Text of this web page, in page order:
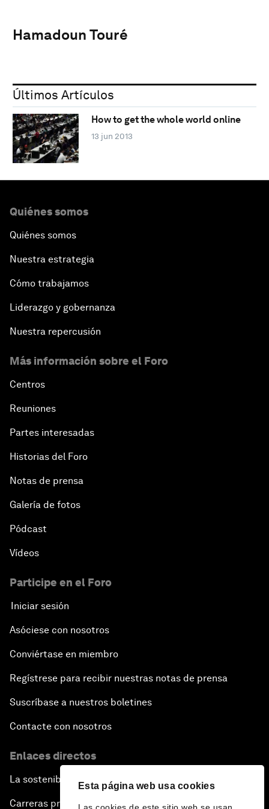
Esta página web usa cookies
Hamadoun Touré
Últimos Artículos
How to get the whole world online
13 jun 2013
Quiénes somos
Quiénes somos
Nuestra estrategia
Cómo trabajamos
Liderazgo y gobernanza
Nuestra repercusión
Más información sobre el Foro
Centros
Reuniones
Partes interesadas
Historias del Foro
Notas de prensa
Galería de fotos
Pódcast
Vídeos
Participe en el Foro
Iniciar sesión
Asóciese con nosotros
Conviértase en miembro
Regístrese para recibir nuestras notas de prensa
Suscríbase a nuestros boletines
Contacte con nosotros
Enlaces directos
La sostenibilidad en el Foro
Carreras profesionales